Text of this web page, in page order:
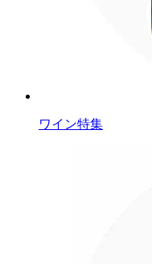
ワイン特集